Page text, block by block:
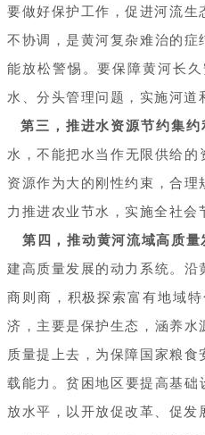
要做好保护工作，促进河流
不协调，是黄河复杂难治的
能放松警惕。要保障黄河长
水、分头管理问题，实施河
第三，推进水资源节约集约
水，不能把水当作无限供给
资源作为大的刚性约束，合
力推进农业节水，实施全社
第四，推动黄河流域高质量
建高质量发展的动力系统。
商则商，积极探索富有地域
济，主要是保护生态，涵养
质量提上去，为保障国家粮
载能力。贫困地区要提高基
放水平，以开放促改革、促发